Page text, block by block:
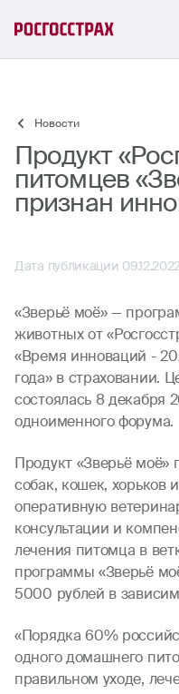
Новости
Продукт
питомцев
признан
Дата публикации
«Зверьё моё» —
животных от
«Время инноваций -
года» в страховании.
состоялась 8 декабря
одноименного форума.
Продукт «Зверьё моё»
собак, кошек, хорьков
оперативную
консультации и
лечения питомца в
программы «Зверьё
5000 рублей в
«Порядка 60%
одного домашнего
правильном уходе,